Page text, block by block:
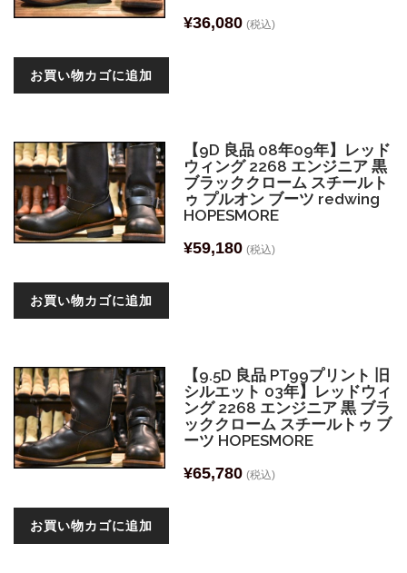
¥36,080 (税込)
お買い物カゴに追加
【9D 良品 08年09年】レッド
ウィング 2268 エンジニア 黒
ブラッククローム スチールト
ゥ プルオン ブーツ redwing
HOPESMORE
¥59,180 (税込)
お買い物カゴに追加
【9.5D 良品 PT99プリント 旧
シルエット 03年】レッドウィ
ング 2268 エンジニア 黒 ブラ
ッククローム スチールトゥ ブ
ーツ HOPESMORE
¥65,780 (税込)
お買い物カゴに追加